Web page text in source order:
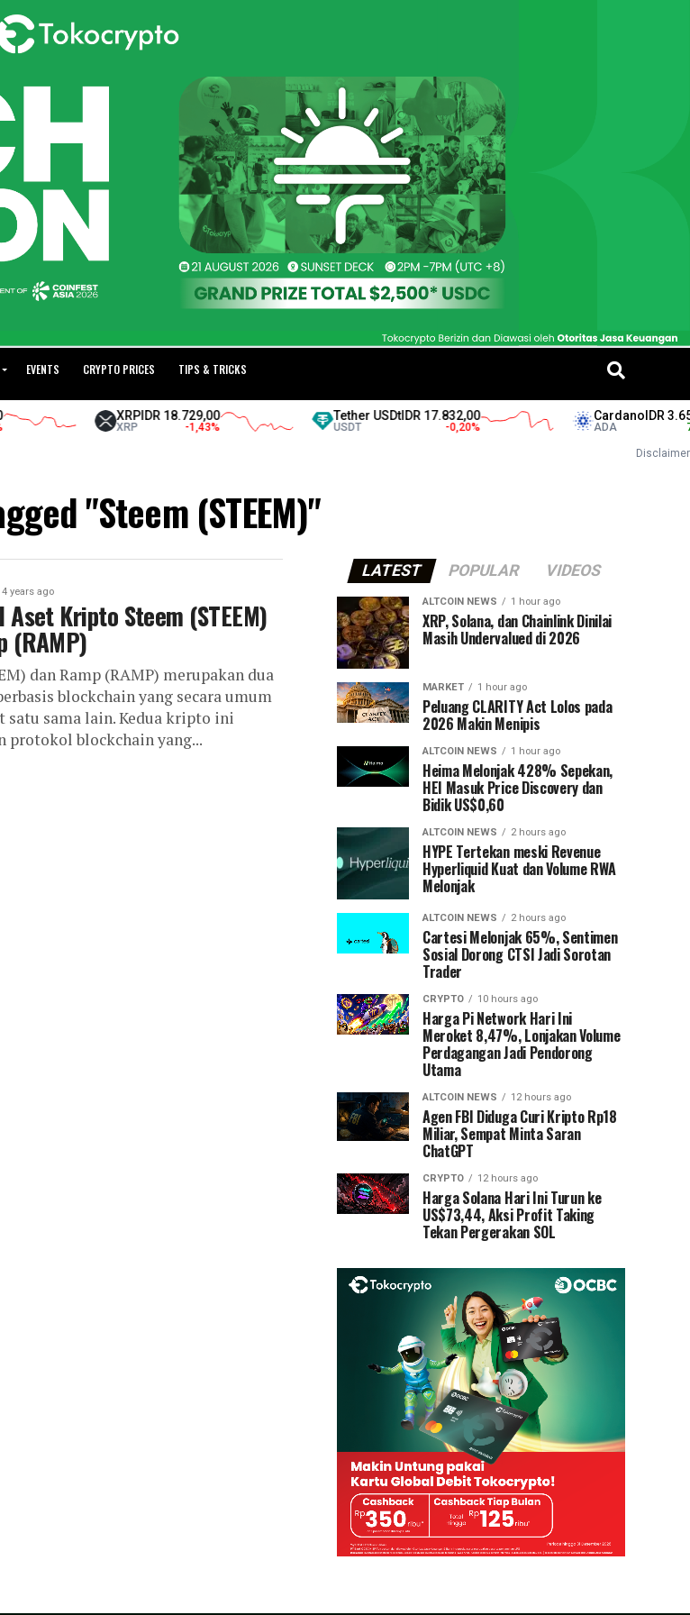
EVENTS CRYPTO PRICES TIPS & TRICKS
XRPIDR 18.729,00
XRP -1,43%
Tether USDtIDR 17.832,00
USDT -0,20%
CardanoIDR
ADA
Disclaimer
"Steem (STEEM)"
4 years ago
Aset Kripto Steem (STEEM)
(RAMP)
dan Ramp (RAMP) merupakan dua
blockchain yang secara umum
satu sama lain. Kedua kripto ini
protokol blockchain yang...
LATEST POPULAR VIDEOS
ALTCOIN NEWS 1 hour ago
XRP, Solana, dan Chainlink Dinilai
Masih Undervalued di 2026
MARKET 1 hour ago
Peluang CLARITY Act Lolos pada
2026 Makin Menipis
ALTCOIN NEWS 1 hour ago
Heima Melonjak 428% Sepekan,
HEI Masuk Price Discovery dan
Bidik US$0,60
ALTCOIN NEWS 2 hours ago
HYPE Tertekan meski Revenue
Hyperliquid Kuat dan Volume RWA
Melonjak
ALTCOIN NEWS 2 hours ago
Cartesi Melonjak 65%, Sentimen
Sosial Dorong CTSI Jadi Sorotan
Trader
CRYPTO 10 hours ago
Harga Pi Network Hari Ini
Meroket 8,47%, Lonjakan Volume
Perdagangan Jadi Pendorong
Utama
ALTCOIN NEWS 12 hours ago
Agen FBI Diduga Curi Kripto Rp18
Miliar, Sempat Minta Saran
ChatGPT
CRYPTO 12 hours ago
Harga Solana Hari Ini Turun ke
US$73,44, Aksi Profit Taking
Tekan Pergerakan SOL